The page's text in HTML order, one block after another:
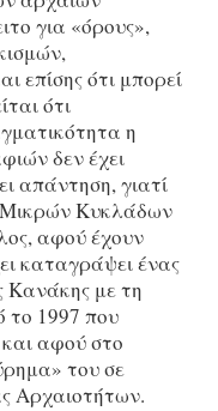
για «όρους»,
επίσης ότι μπορεί
ότι
η
δεν έχει
απάντηση, γιατί
Μικρών Κυκλάδων
αφού έχουν
καταγράψει ένας
Κανάκης με τη
το 1997 που
αφού στο
του σε
Αρχαιοτήτων.